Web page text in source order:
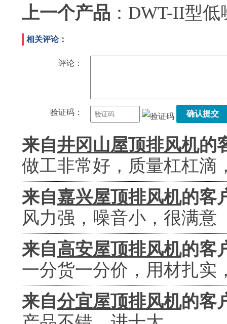
上一个产品 ： DWT-II型低
相关评论：
评论：
验证码： 确认提交
来自井冈山屋顶排风机的
做工非常好，质量杠杠滴
来自嘉兴屋顶排风机的客
风力强，噪音小，很满意
来自高安屋顶排风机的客
一分货一分价，用材扎实
来自分宜屋顶排风机的客